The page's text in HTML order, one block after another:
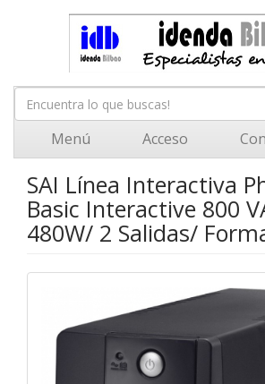
Menú Acceso
SAI Línea Interactiva
Basic Interactive 800
480W/ 2 Salidas/